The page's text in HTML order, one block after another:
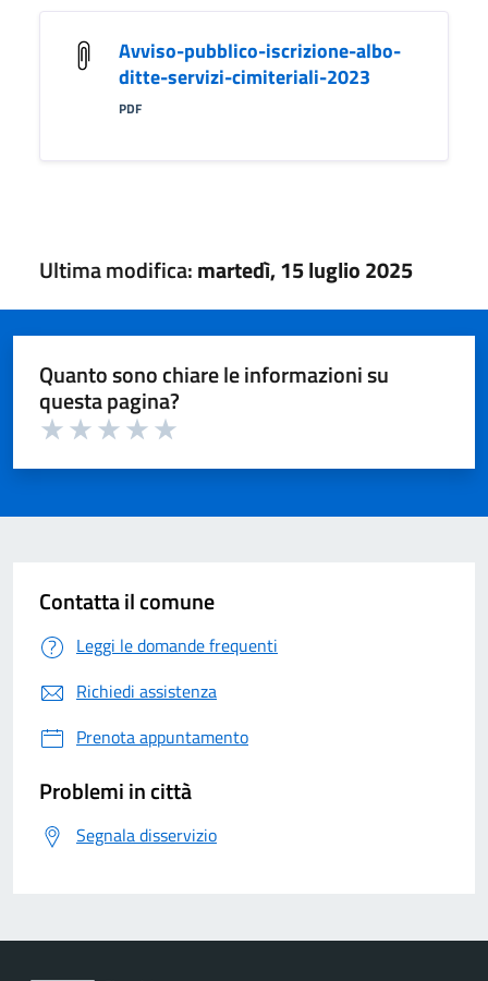
Avviso-pubblico-iscrizione-albo-
ditte-servizi-cimiteriali-2023
PDF
Ultima modifica:martedì, 15 luglio 2025
Quanto sono chiare le informazioni su
questa pagina?
Contatta il comune
Leggi le domande frequenti
Richiedi assistenza
Prenota appuntamento
Problemi in città
Segnala disservizio